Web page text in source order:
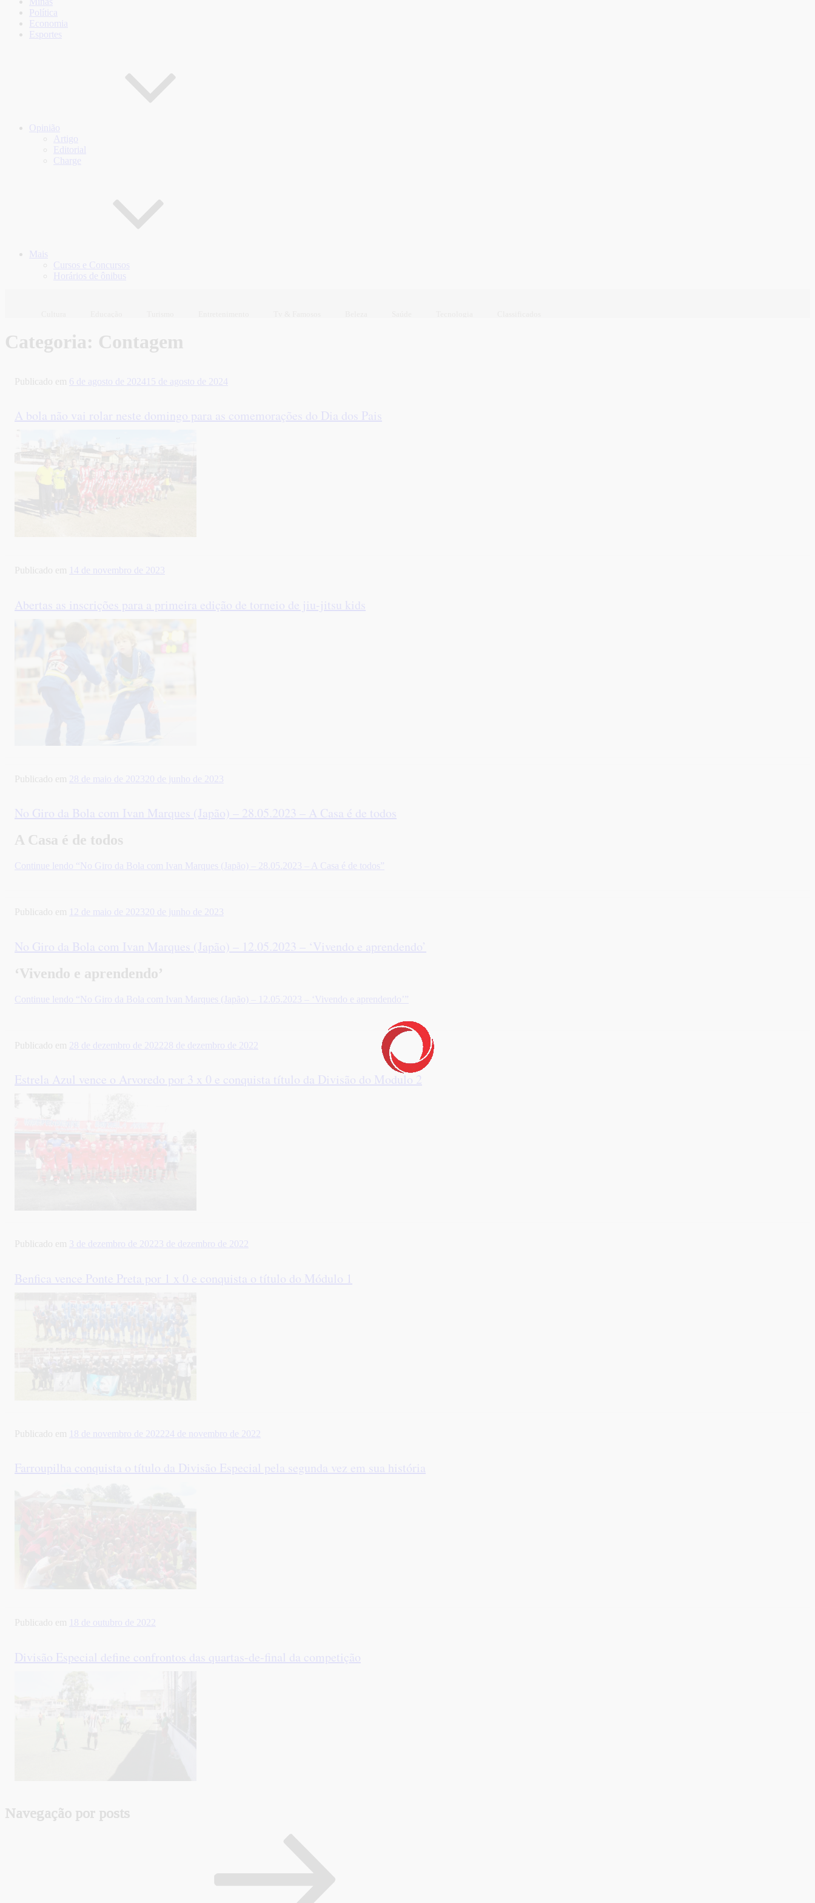
Política
Economia
Esportes
Opinião
Artigo
Editorial
Charge
Mais
Cursos e Concursos
Horários de ônibus
Categoria: Contagem
Publicado em 6 de agosto de 2024 15 de agosto de 2024
A bola não vai rolar neste domingo para as comemorações do Dia dos Pais
Publicado em 14 de novembro de 2023
Abertas as inscrições para a primeira edição de torneio de jiu-jitsu kids
Publicado em 28 de maio de 2023 20 de junho de 2023
No Giro da Bola com Ivan Marques (Japão) – 28.05.2023 – A Casa é de todos
A Casa é de todos
Continue lendo “No Giro da Bola com Ivan Marques (Japão) – 28.05.2023 – A Casa é de todos”
Publicado em 12 de maio de 2023 20 de junho de 2023
No Giro da Bola com Ivan Marques (Japão) – 12.05.2023 – ‘Vivendo e aprendendo’
‘Vivendo e aprendendo’
Continue lendo “No Giro da Bola com Ivan Marques (Japão) – 12.05.2023 – ‘Vivendo e aprendendo’”
Publicado em 28 de dezembro de 2022 28 de dezembro de 2022
Estrela Azul vence o Arvoredo por 3 x 0 e conquista título da Divisão do Modulo 2
Publicado em 3 de dezembro de 2022 3 de dezembro de 2022
Benfica vence Ponte Preta por 1 x 0 e conquista o título do Módulo 1
Publicado em 18 de novembro de 2022 24 de novembro de 2022
Farroupilha conquista o título da Divisão Especial pela segunda vez em sua história
Publicado em 18 de outubro de 2022
Divisão Especial define confrontos das quartas-de-final da competição
Navegação por posts